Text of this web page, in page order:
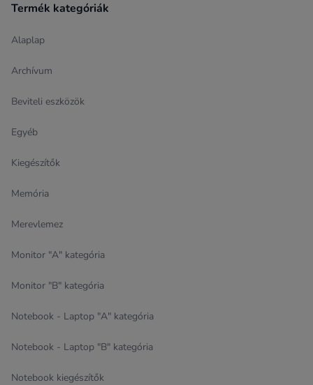
Termék kategóriák
Alaplap
Archívum
Beviteli eszközök
Egyéb
Kiegészítők
Memória
Merevlemez
Monitor "A" kategória
Monitor "B" kategória
Notebook - Laptop "A" kategória
Notebook - Laptop "B" kategória
Notebook kiegészítők